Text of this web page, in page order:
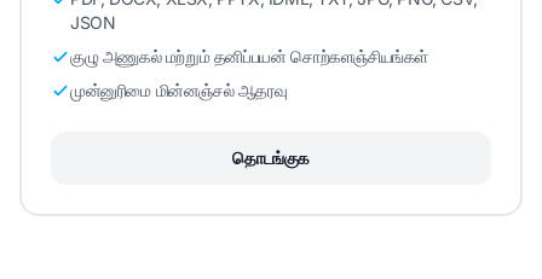
JSON
குழு அணுகல் மற்றும் தனிப்பயன் சொற்களஞ்சியங்கள்
முன்னுரிமை மின்னஞ்சல் ஆதரவு
தொடங்குக